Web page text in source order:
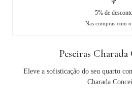
5% de
Nas compras com
Peseiras
Eleve a sofisticação do seu quarto
Charada